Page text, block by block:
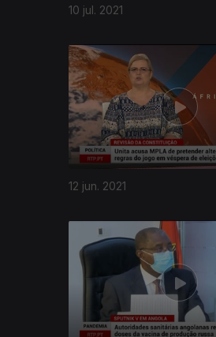
10 jul. 2021
12 jun. 2021
539631